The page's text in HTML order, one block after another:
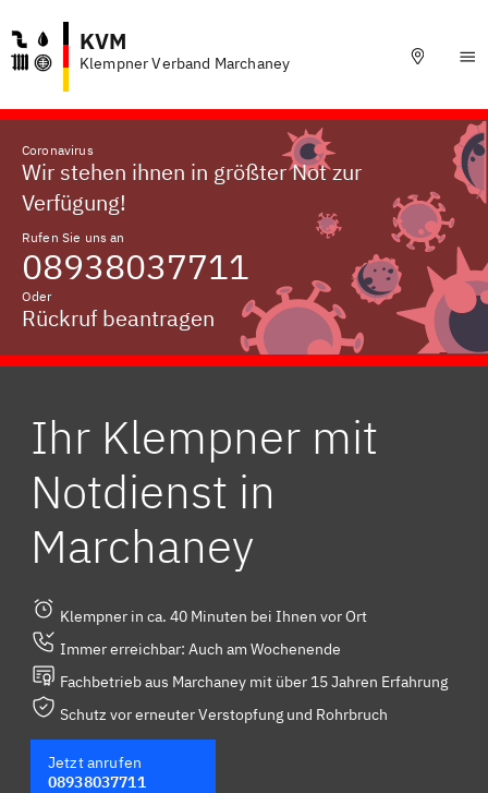
KVM
Klempner Verband Marchaney
Coronavirus
Wir stehen ihnen in größter Not zur
Verfügung!
Rufen Sie uns an
08938037711
Oder
Rückruf beantragen
Ihr Klempner mit
Notdienst in
Marchaney
Klempner in ca. 40 Minuten bei Ihnen vor Ort
Immer erreichbar: Auch am Wochenende
Fachbetrieb aus Marchaney mit über 15 Jahren Erfahrung
Schutz vor erneuter Verstopfung und Rohrbruch
Jetzt anrufen
08938037711